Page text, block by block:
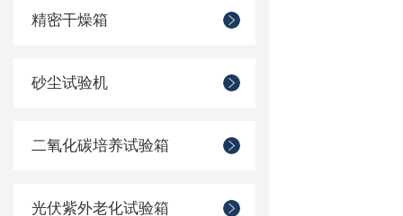
精密干燥箱
砂尘试验机
二氧化碳培养试验箱
光伏紫外老化试验箱